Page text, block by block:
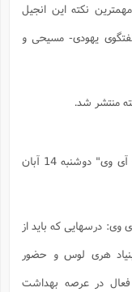
نکته این انجیل
یهودی- مسیحی و
نشست یکروزه " سهم جوامع دینی در بحران اچ آی وی" دوشنبه 14 آبان
درسهایی که باید از
هری لوس و حضور
فعال در عرصه بهداشت